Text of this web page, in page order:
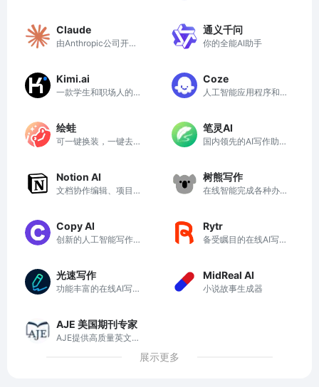
Claude
由Anthropic公司开发
通义千问
你的全能AI助手
Kimi.ai
一款学生和职场人的新
Coze
人工智能应用程序和AI
绘蛙
可一键换装，一键去水
图片
笔灵AI
国内领先的AI写作助手
Notion AI
文档协作编辑、项目任
树熊写作
在线智能完成各种办公
Copy AI
创新的人工智能写作助
Rytr
备受瞩目的在线AI写作
光速写作
功能丰富的在线AI写作
MidReal AI
小说故事生成器
AJE 美国期刊专家
AJE提供高质量英文润
色与编辑服务，助力科
研人员顺利发表论文。
展示更多